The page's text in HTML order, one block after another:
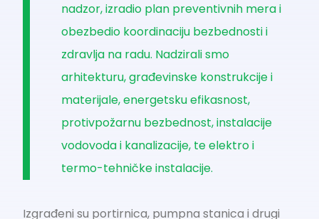
nadzor, izradio plan preventivnih mera i
obezbedio koordinaciju bezbednosti i
zdravlja na radu. Nadzirali smo
arhitekturu, građevinske konstrukcije i
materijale, energetsku efikasnost,
protivpožarnu bezbednost, instalacije
vodovoda i kanalizacije, te elektro i
termo-tehničke instalacije.
Izgrađeni su portirnica, pumpna stanica i drugi